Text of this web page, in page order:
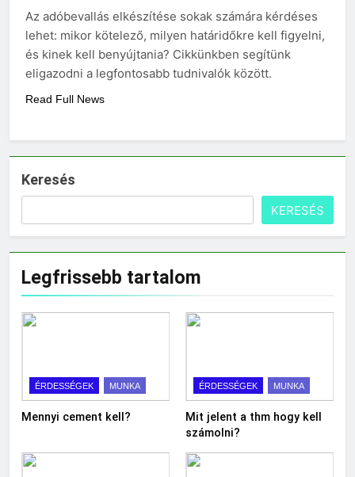
választani?
Az adóbevallás elkészítése sokak számára kérdéses
lehet: mikor kötelező, milyen határidőkre kell figyelni,
és kinek kell benyújtania? Cikkünkben segítünk
eligazodni a legfontosabb tudnivalók között.
Read Full News
Keresés
KERESÉS
Legfrissebb tartalom
ÉRDESSÉGEK MUNKA
Mennyi cement kell?
ÉRDESSÉGEK MUNKA
Mit jelent a thm hogy kell
számolni?